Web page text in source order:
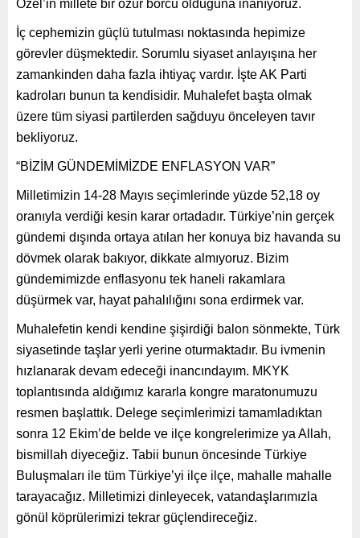
Özel’in millete bir özür borcu olduğuna inanıyoruz.
İç cephemizin güçlü tutulması noktasında hepimize
görevler düşmektedir. Sorumlu siyaset anlayışına her
zamankinden daha fazla ihtiyaç vardır. İşte AK Parti
kadroları bunun ta kendisidir. Muhalefet başta olmak
üzere tüm siyasi partilerden sağduyu önceleyen tavır
bekliyoruz.
“BİZİM GÜNDEMİMİZDE ENFLASYON VAR”
Milletimizin 14-28 Mayıs seçimlerinde yüzde 52,18 oy
oranıyla verdiği kesin karar ortadadır. Türkiye’nin gerçek
gündemi dışında ortaya atılan her konuya biz havanda su
dövmek olarak bakıyor, dikkate almıyoruz. Bizim
gündemimizde enflasyonu tek haneli rakamlara
düşürmek var, hayat pahalılığını sona erdirmek var.
Muhalefetin kendi kendine şişirdiği balon sönmekte, Türk
siyasetinde taşlar yerli yerine oturmaktadır. Bu ivmenin
hızlanarak devam edeceği inancındayım. MKYK
toplantısında aldığımız kararla kongre maratonumuzu
resmen başlattık. Delege seçimlerimizi tamamladıktan
sonra 12 Ekim’de belde ve ilçe kongrelerimize ya Allah,
bismillah diyeceğiz. Tabii bunun öncesinde Türkiye
Buluşmaları ile tüm Türkiye’yi ilçe ilçe, mahalle mahalle
tarayacağız. Milletimizi dinleyecek, vatandaşlarımızla
gönül köprülerimizi tekrar güçlendireceğiz.